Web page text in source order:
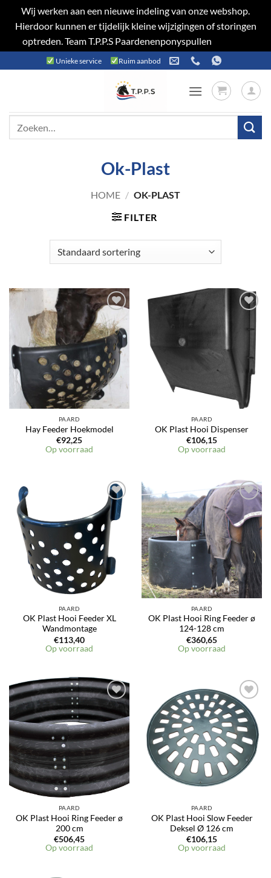
Wij werken aan een nieuwe indeling van onze webshop.
Hierdoor kunnen er tijdelijk kleine wijzigingen of storingen
optreden. Team T.P.P.S Paardenenponyspullen
naar
Unieke service Ruim aanbod
Ok-Plast
HOME / OK-PLAST
FILTER
PAARD
Hay Feeder Hoekmodel
€92,25
Op voorraad
PAARD
OK Plast Hooi Dispenser
€106,15
Op voorraad
PAARD
OK Plast Hooi Feeder XL
Wandmontage
€113,40
Op voorraad
PAARD
OK Plast Hooi Ring Feeder ø
124-128 cm
€360,65
Op voorraad
PAARD
OK Plast Hooi Ring Feeder ø
200 cm
€506,45
Op voorraad
PAARD
OK Plast Hooi Slow Feeder
Deksel Ø 126 cm
€106,15
Op voorraad